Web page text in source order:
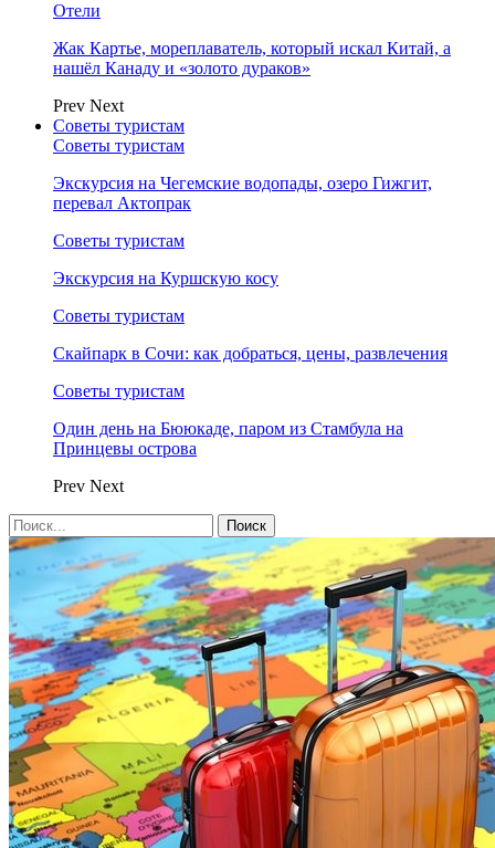
Отели
Жак Картье, мореплаватель, который искал Китай, а
нашёл Канаду и «золото дураков»
Prev Next
Советы туристам
Советы туристам
Экскурсия на Чегемские водопады, озеро Гижгит,
перевал Актопрак
Советы туристам
Экскурсия на Куршскую косу
Советы туристам
Скайпарк в Сочи: как добраться, цены, развлечения
Советы туристам
Один день на Бююкаде, паром из Стамбула на
Принцевы острова
Prev Next